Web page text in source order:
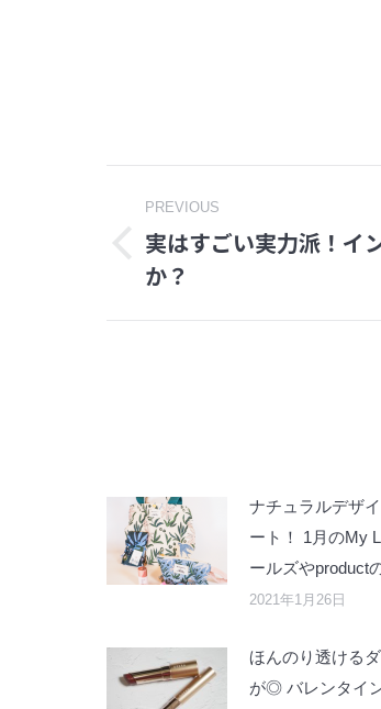
Post
navigation
PREVIOUS
Previous
post:
実はすごい実力派！イ
か？
ナチュラルデザ
ート！ 1月のMy
ールズやproduct
2021年1月26日
ほんのり透ける
が◎ バレンタイ